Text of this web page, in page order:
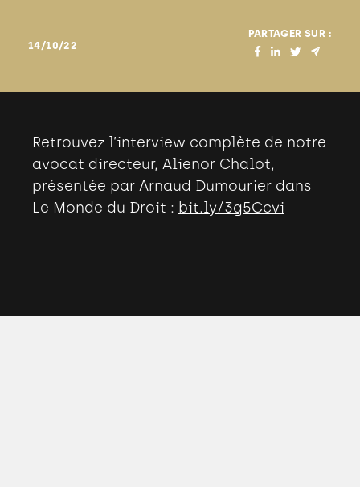
14/10/22
PARTAGER SUR :
Retrouvez l’interview complète de notre
avocat directeur, Alienor Chalot,
présentée par Arnaud Dumourier dans
Le Monde du Droit : bit.ly/3g5Ccvi